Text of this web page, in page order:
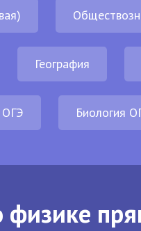
География
Биология